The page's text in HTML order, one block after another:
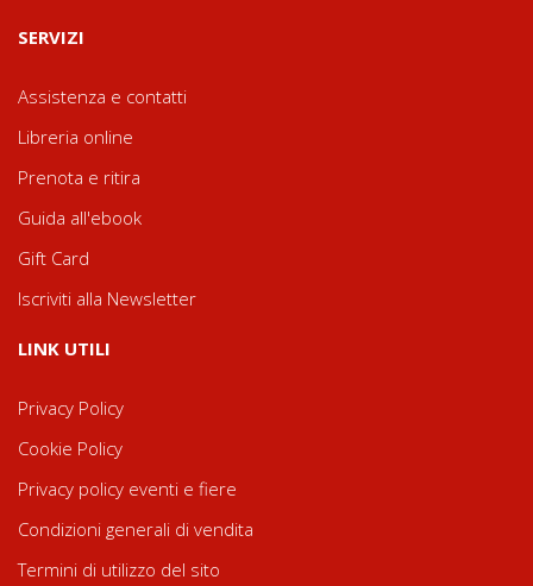
SERVIZI
Assistenza e contatti
Libreria online
Prenota e ritira
Guida all'ebook
Gift Card
Iscriviti alla Newsletter
LINK UTILI
Privacy Policy
Cookie Policy
Privacy policy eventi e fiere
Condizioni generali di vendita
Termini di utilizzo del sito